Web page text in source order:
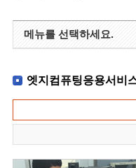
메뉴를 선택하세요.
엣지컴퓨팅응용서비